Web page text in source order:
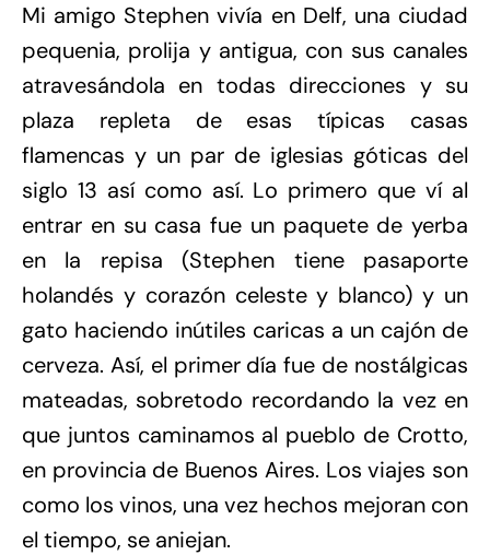
Mi amigo Stephen vivía en Delf, una ciudad
pequenia, prolija y antigua, con sus canales
atravesándola en todas direcciones y su
plaza repleta de esas típicas casas
flamencas y un par de iglesias góticas del
siglo 13 así como así. Lo primero que ví al
entrar en su casa fue un paquete de yerba
en la repisa (Stephen tiene pasaporte
holandés y corazón celeste y blanco) y un
gato haciendo inútiles caricas a un cajón de
cerveza. Así, el primer día fue de nostálgicas
mateadas, sobretodo recordando la vez en
que juntos caminamos al pueblo de Crotto,
en provincia de Buenos Aires. Los viajes son
como los vinos, una vez hechos mejoran con
el tiempo, se aniejan.